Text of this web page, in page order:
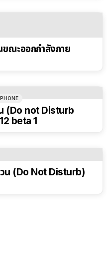
ขณะออกกำลังกาย
น (Do not Disturb
beta 1
วน (Do Not Disturb)